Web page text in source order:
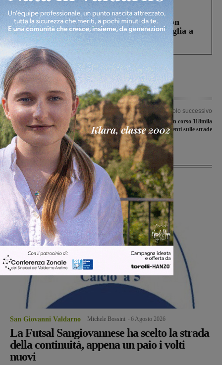
Cronaca 3 Agosto 2026
Scomparso da una struttura di Castiglion
Fiorentino l’uomo che aveva ucciso la figlia a
Levane nel 2020
Articolo precedente
Doppietta Stabbia nel “Trofeo Lo
Strettoio-memorial fratelli Parolai”
Articolo successivo
Messa in sicurezza: in corso 118mila
euro di interventi sulle strade
Ultime Notizie
San Giovanni Valdarno Michele Bossini 6 Agosto 2026
La Futsal Sangiovannese ha scelto la strada
della continuità, appena un paio i volti
nuovi